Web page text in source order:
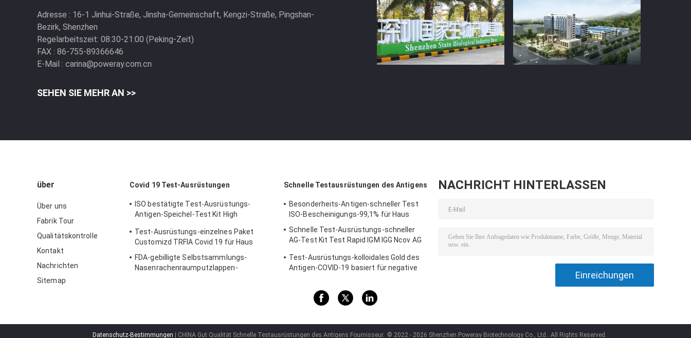
Adresse : 16-1 Jinhui-Straße, Jinsha-Gemeinschaft, Kengzi-Straße, Pingshan-
Bezirk, Shenzhen
Regelarbeitszeit: 08:30-21:00 (Peking-Zeit)
FAX : 86-755-89366646
E-Mail : carina@poweray.com.cn
SEHEN SIE MEHR AN >>
über
Über uns
Fabrik Tour
Qualitätskontrolle
Kontakt
Nachrichten
Sitemap
Covid 19 Test-Ausrüstungen
ISO bestätigte Test-Ausrüstungs-
Antigen-Speichel-Test Kit High
Test-Ausrüstungs-einzelnes Paket
Customizd TRFIA Covid 19 für Haus
FDA-gebilligte Selbstsammlungs-
Nasenrachenraumputzlappen-
Schnelle Testausrüstungen des Antigens
Besonderheits-Antigen-schneller Test
ISO-Bescheinigungs-99,1% für Haus
Schnelle Test-Ausrüstungs-schneller
AG-Test Kit Test Rapid IGM IGG Ncov AG
Test-Ausrüstungs-kolloidales Gold des
Antigen-COVID-19 basiert für negative
NACHRICHT HINTERLASSEN
Datenschutz-Bestimmungen | CHINA Gut Qualität Schnelle Testausrüstungen des Antigens Fournisseur. © 2022 - 2026 Shenzhen Poweray Biotechnology Co., Ltd.. All Rights Reserved.